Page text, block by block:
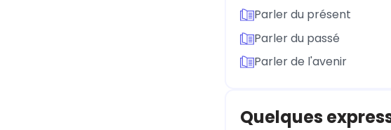
Parler du présent
Parler du passé
Parler de l'avenir
Quelques